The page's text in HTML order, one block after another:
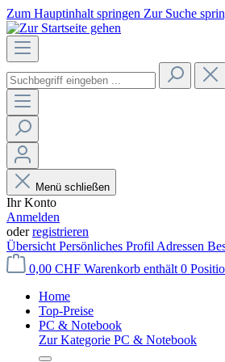
Zum Hauptinhalt springen Zur Suche
Menü schließen
Ihr Konto
Anmelden
oderregistrieren
Übersicht Persönliches Profil Adressen
0,00 CHF Warenkorb enthält 0
Home
Top-Preise
PC & Notebook
Zur Kategorie PC & Notebook